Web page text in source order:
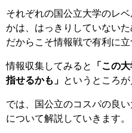
それぞれの国公立大学のレ
かは、はっきりしていない
だからこそ情報戦で有利に立
情報収集してみると
「この
指せるかも」 というところが
では、国公立のコスパの良
について解説していきます。